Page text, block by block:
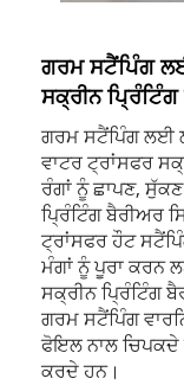
ਗਰਮ ਸਟੈਂਪਿੰਗ
ਸਕ੍ਰੀਨ
ਗਰਮ ਸਟੈਂਪਿੰਗ ਲਈ
ਵਾਟਰ ਟ੍ਰਾਂਸਫਰ
ਰੰਗਾਂ ਨੂੰ ਛਾਪਣ,
ਪ੍ਰਿੰਟਿੰਗ ਬੈਰੀਅਰ
ਟ੍ਰਾਂਸਫਰ ਹੌਟ
ਮੰਗਾਂ ਨੂੰ ਪੂਰਾ ਕਰਨ
ਸਕ੍ਰੀਨ ਪ੍ਰਿੰਟਿੰਗ
ਗਰਮ ਸਟੈਂਪਿੰਗ
ਫੋਇਲ ਨਾਲ ਚਿਪਕਦੇ
ਕਰਦੇ ਹਨ।